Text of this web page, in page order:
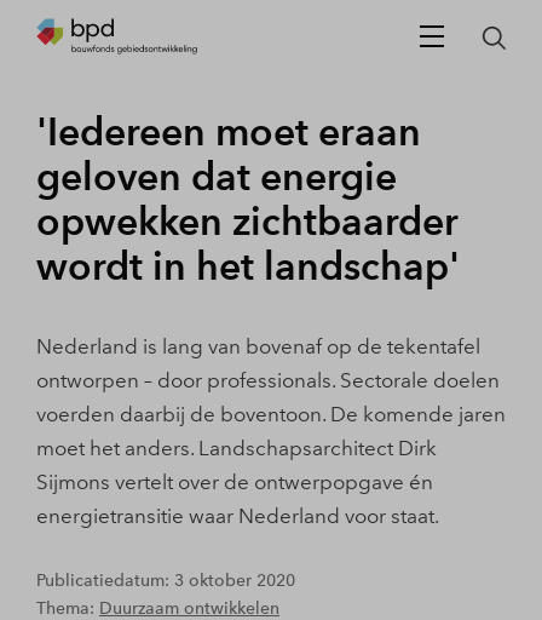
'Iedereen moet eraan
geloven dat energie
opwekken zichtbaarder
wordt in het landschap'
Nederland is lang van bovenaf op de tekentafel
ontworpen – door professionals. Sectorale doelen
voerden daarbij de boventoon. De komende jaren
moet het anders. Landschapsarchitect Dirk
Sijmons vertelt over de ontwerpopgave én
energietransitie waar Nederland voor staat.
Publicatiedatum: 3 oktober 2020
Thema: Duurzaam ontwikkelen